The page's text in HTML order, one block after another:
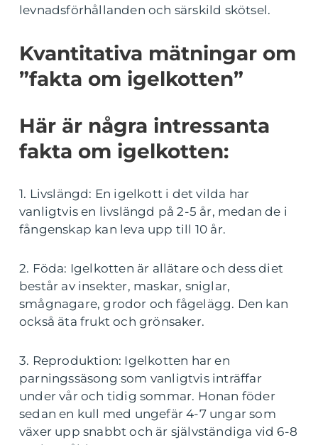
levnadsförhållanden och särskild skötsel.
Kvantitativa mätningar om
”fakta om igelkotten”
Här är några intressanta
fakta om igelkotten:
1. Livslängd: En igelkott i det vilda har
vanligtvis en livslängd på 2-5 år, medan de i
fångenskap kan leva upp till 10 år.
2. Föda: Igelkotten är allätare och dess diet
består av insekter, maskar, sniglar,
smågnagare, grodor och fågelägg. Den kan
också äta frukt och grönsaker.
3. Reproduktion: Igelkotten har en
parningssäsong som vanligtvis inträffar
under vår och tidig sommar. Honan föder
sedan en kull med ungefär 4-7 ungar som
växer upp snabbt och är självständiga vid 6-8